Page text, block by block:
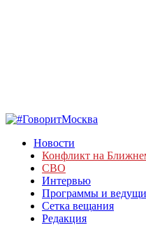
Новости
Конфликт на
СВО
Интервью
Программы и
Сетка вещания
Редакция